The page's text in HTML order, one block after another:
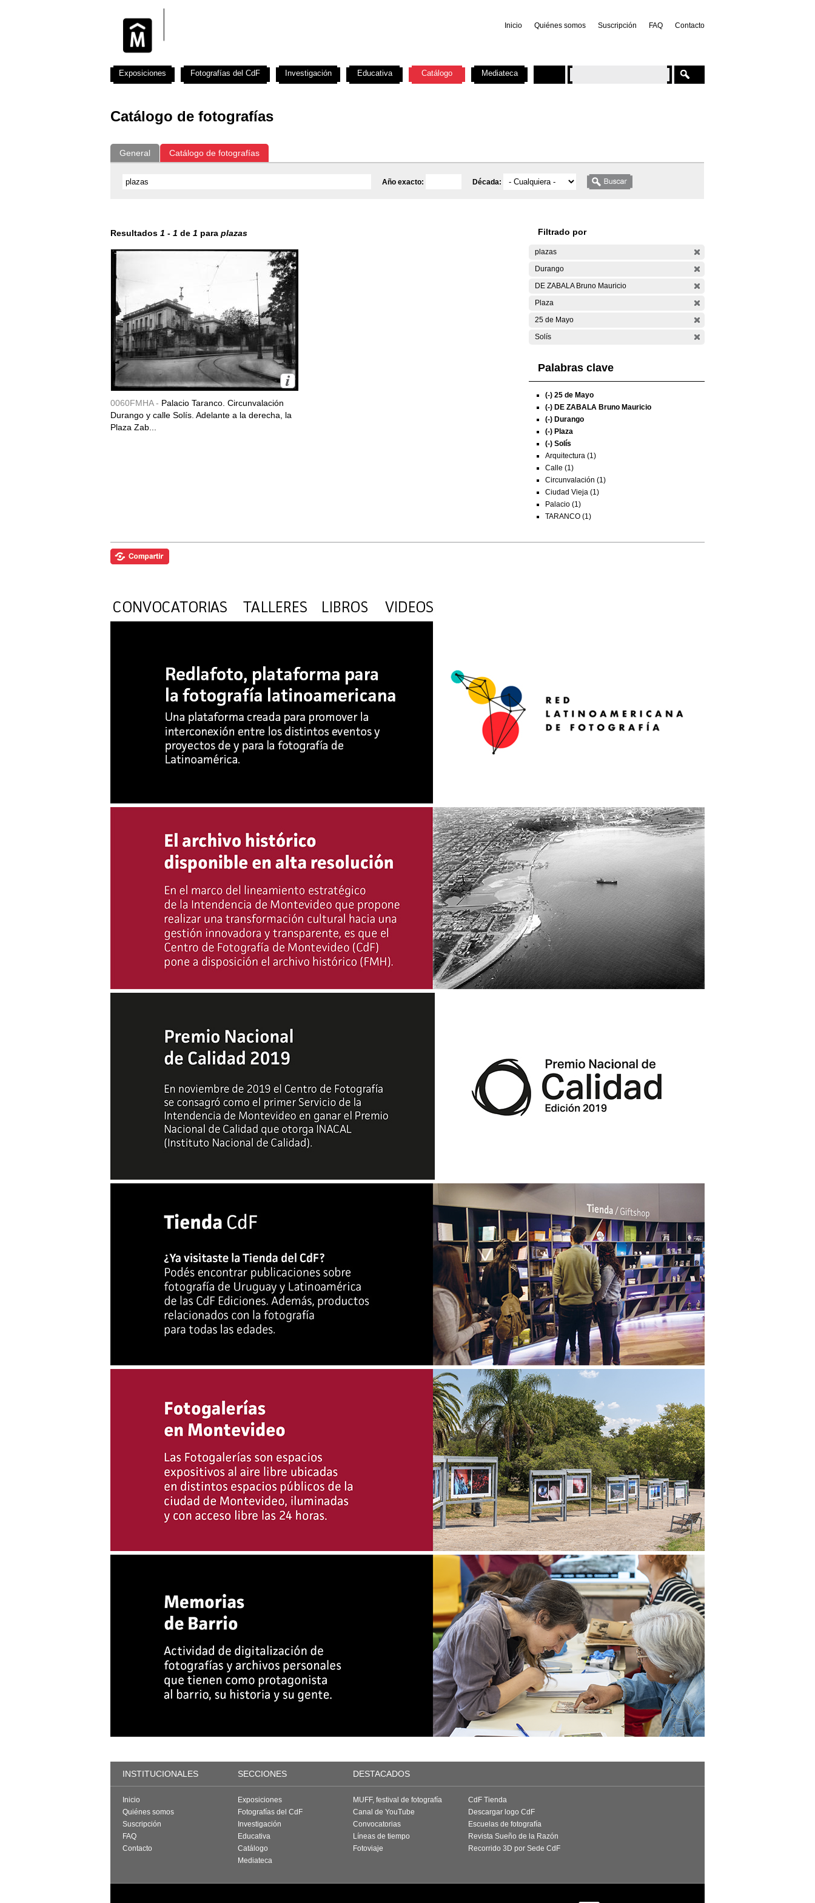
Inicio Quiénes somos Suscripción FAQ Contacto
Catálogo de fotografías
General Catálogo de fotografías
Año exacto: Década:
Resultados 1 - 1 de 1 para plazas
0060FMHA - Palacio Taranco. Circunvalación
Durango y calle Solís. Adelante a la derecha, la
Plaza Zab...
Filtrado por
plazas
Durango
DE ZABALA Bruno Mauricio
Plaza
25 de Mayo
Solís
Palabras clave
(-) 25 de Mayo
(-) DE ZABALA Bruno Mauricio
(-) Durango
(-) Plaza
(-) Solís
Arquitectura (1)
Calle (1)
Circunvalación (1)
Ciudad Vieja (1)
Palacio (1)
TARANCO (1)
Exposiciones Fotografías del CdF Investigación Educativa Catálogo Mediateca
INSTITUCIONALES SECCIONES DESTACADOS
Inicio
Quiénes somos
Suscripción
FAQ
Contacto
Exposiciones
Fotografías del CdF
Investigación
Educativa
Catálogo
Mediateca
MUFF, festival de fotografía
Canal de YouTube
Convocatorias
Líneas de tiempo
Fotoviaje
CdF Tienda
Descargar logo CdF
Escuelas de fotografía
Revista Sueño de la Razón
Recorrido 3D por Sede CdF